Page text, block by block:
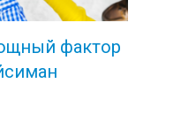
фактор